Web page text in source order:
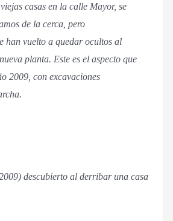
casas en la calle Mayor, se
de la cerca, pero
han vuelto a quedar ocultos al
planta. Este es el aspecto que
2009, con excavaciones
descubierto al derribar una casa